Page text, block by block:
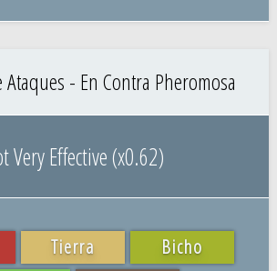
- En Contra Pheromosa
Very Effective (x0.62)
Tierra
Bicho